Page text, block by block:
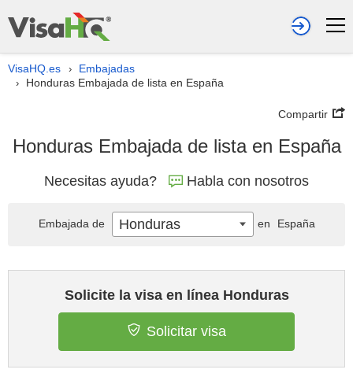
VisaHQ.es › Embajadas
› Honduras Embajada de lista en España
Compartir
Honduras Embajada de lista en España
Necesitas ayuda? Habla con nosotros
Solicite la visa en línea Honduras
Solicitar visa
Embajada de Honduras en España